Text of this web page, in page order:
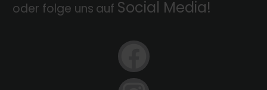
oder folge uns auf Social Media!